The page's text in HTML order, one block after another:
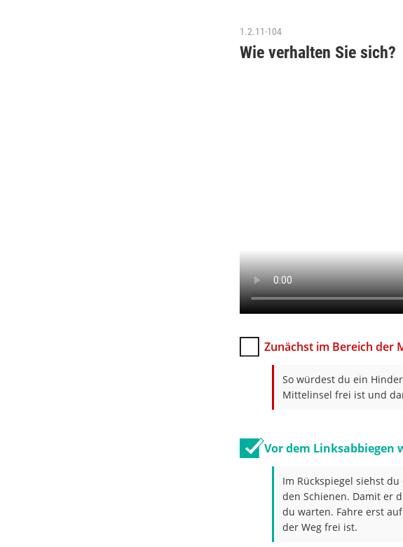
1.2.11-104
Wie verhalten Sie sich?
Zunächst im Bereich der
So würdest du ein
Mittelinsel frei ist und
Vor dem
Im Rückspiegel siehst
den Schienen. Damit er
du warten. Fahre erst
der Weg frei ist.